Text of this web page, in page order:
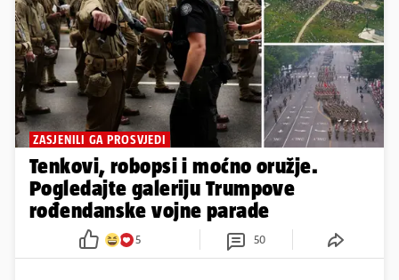
ZASJENILI GA PROSVJEDI
Tenkovi, robopsi i moćno oružje.
Pogledajte galeriju Trumpove
rođendanske vojne parade
5 50